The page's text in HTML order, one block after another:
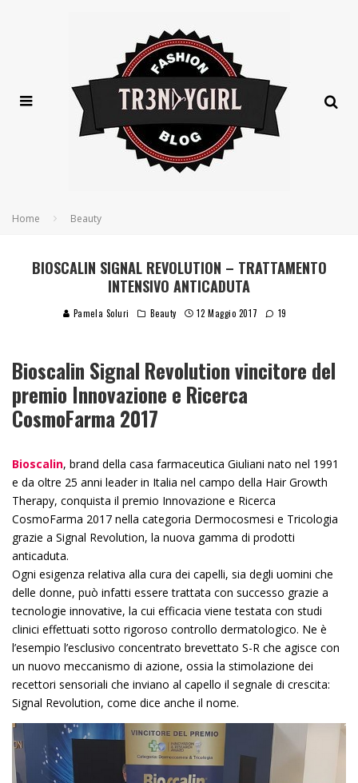
Home Beauty
BIOSCALIN SIGNAL REVOLUTION – TRATTAMENTO
INTENSIVO ANTICADUTA
Pamela Soluri Beauty 12 Maggio 2017 19
Bioscalin Signal Revolution vincitore del
premio Innovazione e Ricerca
CosmoFarma 2017
Bioscalin, brand della casa farmaceutica Giuliani nato nel 1991
e da oltre 25 anni leader in Italia nel campo della Hair Growth
Therapy, conquista il premio Innovazione e Ricerca
CosmoFarma 2017 nella categoria Dermocosmesi e Tricologia
grazie a Signal Revolution, la nuova gamma di prodotti
anticaduta.
Ogni esigenza relativa alla cura dei capelli, sia degli uomini che
delle donne, può infatti essere trattata con successo grazie a
tecnologie innovative, la cui efficacia viene testata con studi
clinici effettuati sotto rigoroso controllo dermatologico. Ne è
l’esempio l’esclusivo concentrato brevettato S-R che agisce con
un nuovo meccanismo di azione, ossia la stimolazione dei
recettori sensoriali che inviano al capello il segnale di crescita:
Signal Revolution, come dice anche il nome.